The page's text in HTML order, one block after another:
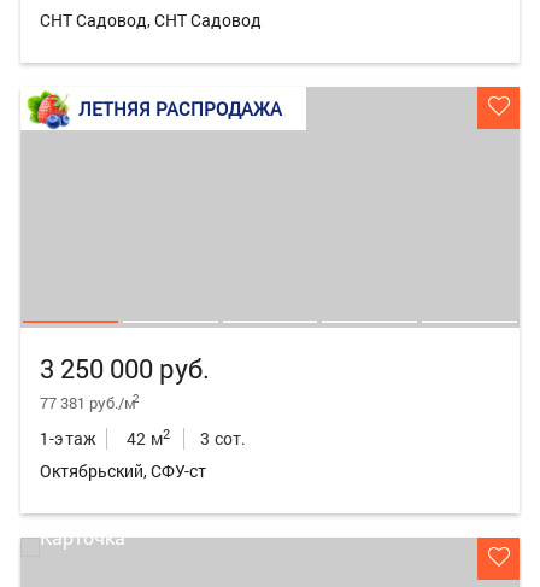
СНТ Садовод, СНТ Садовод
ЛЕТНЯЯ РАСПРОДАЖА
3 250 000 руб.
77 381 руб./м2
1-этаж 42 м2
3 сот.
Октябрьский, СФУ-ст